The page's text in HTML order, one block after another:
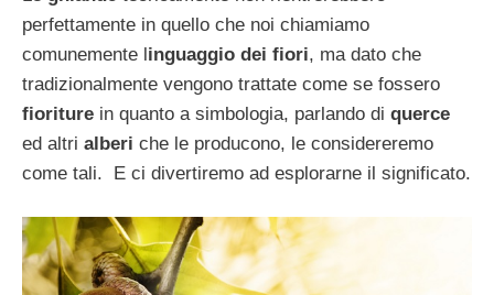
perfettamente in quello che noi chiamiamo
comunemente l inguaggio dei fiori, ma dato che
tradizionalmente vengono trattate come se fossero
fioriture in quanto a simbologia, parlando di querce
ed altri alberi che le producono, le considereremo
come tali. E ci divertiremo ad esplorarne il significato.